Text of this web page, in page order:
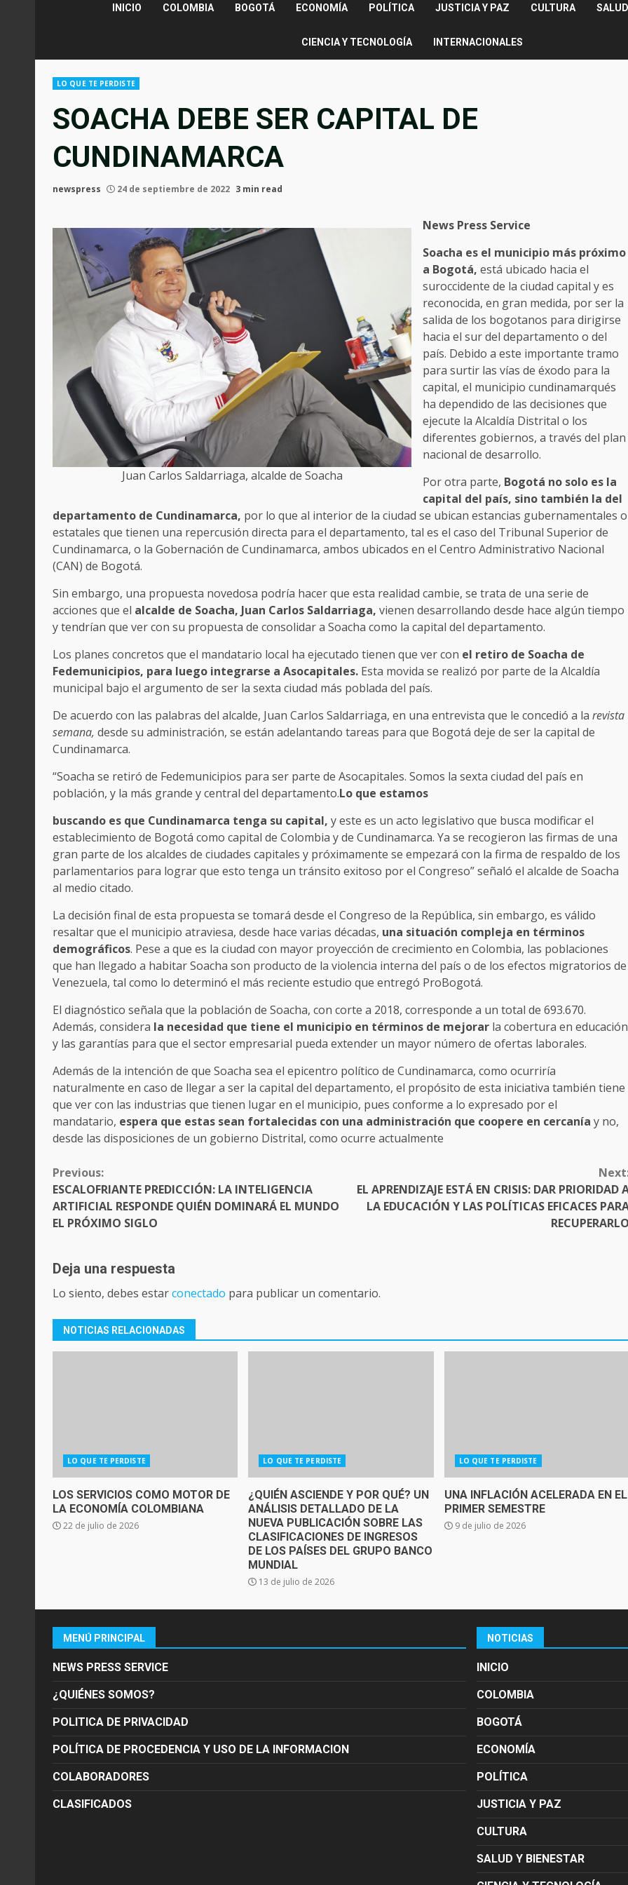
INICIO COLOMBIA BOGOTÁ ECONOMÍA POLÍTICA JUSTICIA Y PAZ CULTURA
CIENCIA Y TECNOLOGÍA INTERNACIONALES
LO QUE TE PERDISTE
SOACHA DEBE SER CAPITAL DE
CUNDINAMARCA
newspress 24 de septiembre de 2022 3 min read
Juan Carlos Saldarriaga, alcalde de Soacha
News Press Service
Soacha es el municipio más próximo
a Bogotá, está ubicado hacia el
suroccidente de la ciudad capital y es
reconocida, en gran medida, por ser la
salida de los bogotanos para dirigirse
hacia el sur del departamento o del
país. Debido a este importante tramo
para surtir las vías de éxodo para la
capital, el municipio cundinamarqués
ha dependido de las decisiones que
ejecute la Alcaldía Distrital o los
diferentes gobiernos, a través del plan
nacional de desarrollo.
Por otra parte, Bogotá no solo es la
capital del país, sino también la del
departamento de Cundinamarca, por lo que al interior de la ciudad se ubican estancias gubernamentales o
estatales que tienen una repercusión directa para el departamento, tal es el caso del Tribunal Superior de
Cundinamarca, o la Gobernación de Cundinamarca, ambos ubicados en el Centro Administrativo Nacional
(CAN) de Bogotá.
Sin embargo, una propuesta novedosa podría hacer que esta realidad cambie, se trata de una serie de
acciones que el alcalde de Soacha, Juan Carlos Saldarriaga, vienen desarrollando desde hace algún tiempo
y tendrían que ver con su propuesta de consolidar a Soacha como la capital del departamento.
Los planes concretos que el mandatario local ha ejecutado tienen que ver con el retiro de Soacha de
Fedemunicipios, para luego integrarse a Asocapitales. Esta movida se realizó por parte de la Alcaldía
municipal bajo el argumento de ser la sexta ciudad más poblada del país.
De acuerdo con las palabras del alcalde, Juan Carlos Saldarriaga, en una entrevista que le concedió a la revista
semana, desde su administración, se están adelantando tareas para que Bogotá deje de ser la capital de
Cundinamarca.
“Soacha se retiró de Fedemunicipios para ser parte de Asocapitales. Somos la sexta ciudad del país en
población, y la más grande y central del departamento.Lo que estamos
buscando es que Cundinamarca tenga su capital, y este es un acto legislativo que busca modificar el
establecimiento de Bogotá como capital de Colombia y de Cundinamarca. Ya se recogieron las firmas de una
gran parte de los alcaldes de ciudades capitales y próximamente se empezará con la firma de respaldo de los
parlamentarios para lograr que esto tenga un tránsito exitoso por el Congreso” señaló el alcalde de Soacha
al medio citado.
La decisión final de esta propuesta se tomará desde el Congreso de la República, sin embargo, es válido
resaltar que el municipio atraviesa, desde hace varias décadas, una situación compleja en términos
demográficos. Pese a que es la ciudad con mayor proyección de crecimiento en Colombia, las poblaciones
que han llegado a habitar Soacha son producto de la violencia interna del país o de los efectos migratorios de
Venezuela, tal como lo determinó el más reciente estudio que entregó ProBogotá.
El diagnóstico señala que la población de Soacha, con corte a 2018, corresponde a un total de 693.670.
Además, considera la necesidad que tiene el municipio en términos de mejorar la cobertura en educación
y las garantías para que el sector empresarial pueda extender un mayor número de ofertas laborales.
Además de la intención de que Soacha sea el epicentro político de Cundinamarca, como ocurriría
naturalmente en caso de llegar a ser la capital del departamento, el propósito de esta iniciativa también tiene
que ver con las industrias que tienen lugar en el municipio, pues conforme a lo expresado por el
mandatario, espera que estas sean fortalecidas con una administración que coopere en cercanía y no,
desde las disposiciones de un gobierno Distrital, como ocurre actualmente
CONTINUE
READING
Previous:
ESCALOFRIANTE PREDICCIÓN: LA INTELIGENCIA
ARTIFICIAL RESPONDE QUIÉN DOMINARÁ EL MUNDO
EL PRÓXIMO SIGLO
EL APRENDIZAJE ESTÁ EN CRISIS: DAR PRIORIDAD
LA EDUCACIÓN Y LAS POLÍTICAS EFICACES
RECUPERARLO
Deja una respuesta
Lo siento, debes estarconectado para publicar un comentario.
NOTICIAS RELACIONADAS
LO QUE TE PERDISTE
LOS SERVICIOS COMO MOTOR DE
LA ECONOMÍA COLOMBIANA
22 de julio de 2026
LO QUE TE PERDISTE
¿QUIÉN ASCIENDE Y POR QUÉ? UN
ANÁLISIS DETALLADO DE LA
NUEVA PUBLICACIÓN SOBRE LAS
CLASIFICACIONES DE INGRESOS
DE LOS PAÍSES DEL GRUPO BANCO
MUNDIAL
13 de julio de 2026
LO QUE TE PERDISTE
UNA INFLACIÓN ACELERADA EN EL
PRIMER SEMESTRE
9 de julio de 2026
MENÚ PRINCIPAL
NEWS PRESS SERVICE
¿QUIÉNES SOMOS?
POLITICA DE PRIVACIDAD
POLÍTICA DE PROCEDENCIA Y USO DE LA INFORMACION
COLABORADORES
CLASIFICADOS
NOTICIAS
INICIO
COLOMBIA
BOGOTÁ
ECONOMÍA
POLÍTICA
JUSTICIA Y PAZ
CULTURA
SALUD Y BIENESTAR